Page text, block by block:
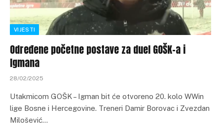
VIJESTI
Određene početne postave za duel GOŠK-a i
Igmana
28/02/2025
Utakmicom GOŠK – Igman bit će otvoreno 20. kolo WWin
lige Bosne i Hercegovine. Treneri Damir Borovac i Zvezdan
Milošević…